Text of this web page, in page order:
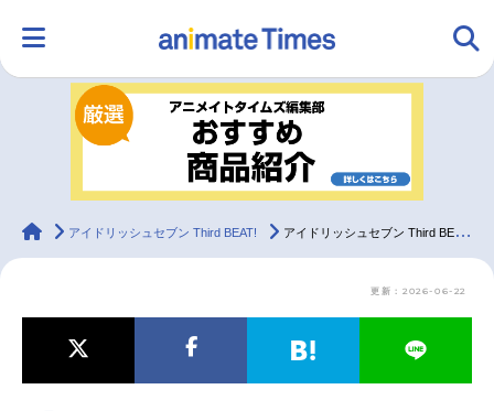
ランキング アニメ
ラジオ
animateTimes
アイドリッシュセブン Third BEAT! アイドリッシュセブン Third BEAT!（3期）｜アニメキャスト・動画配信情報・2021夏・2022秋アニメ最新情報一覧
更新：2026-06-22